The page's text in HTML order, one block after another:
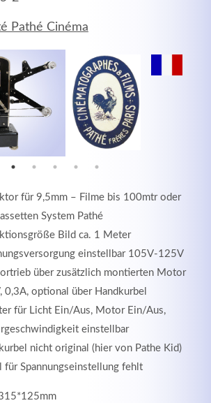
Pathé Cinéma
für 9,5mm – Filme bis 100mtr oder
System Pathé
Bild ca. 1 Meter
einstellbar 105V-125V
über zusätzlich montierten Motor
0,3A, optional über Handkurbel
für Licht Ein/Aus, Motor Ein/Aus,
einstellbar
nicht original (hier von Pathe Kid)
für Spannungseinstellung fehlt
commodo ligula eget dolor.
Good Service
sit amet, consectetuer adipiscing
commodo ligula eget dolor.
MEHR INFOS